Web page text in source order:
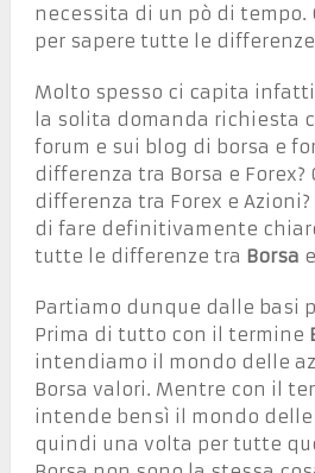
necessita di un pò di tempo.
per sapere tutte le differenze
Molto spesso ci capita
la solita domanda richiesta
forum e sui blog di borsa e
differenza tra Borsa e Forex?
differenza tra Forex e
di fare definitivamente
tutte le differenze tra Borsa e
Partiamo dunque dalle basi
Prima di tutto con il termine
intendiamo il mondo delle
Borsa valori. Mentre con il
intende bensì il mondo
quindi una volta per tutte